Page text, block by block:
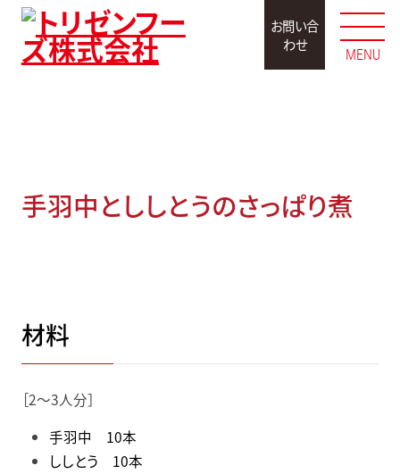
お問い合
わせ
MENU
手羽中とししとうのさっぱり煮
材料
［2〜3人分］
手羽中 10本
ししとう 10本